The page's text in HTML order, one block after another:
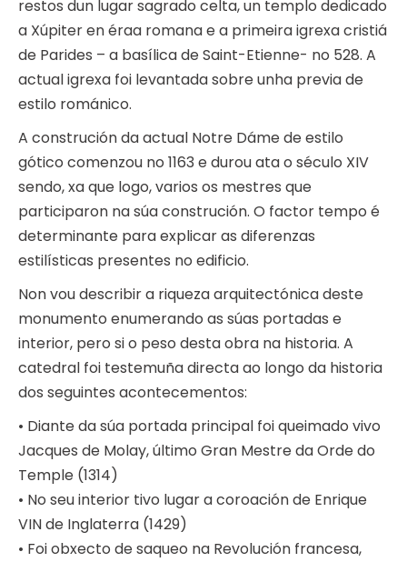
restos dun lugar sagrado celta, un templo dedicado
a Xúpiter en éraa romana e a primeira igrexa cristiá
de Parides – a basílica de Saint-Etienne- no 528. A
actual igrexa foi levantada sobre unha previa de
estilo románico.
A construción da actual Notre Dáme de estilo
gótico comenzou no 1163 e durou ata o século XIV
sendo, xa que logo, varios os mestres que
participaron na súa construción. O factor tempo é
determinante para explicar as diferenzas
estilísticas presentes no edificio.
Non vou describir a riqueza arquitectónica deste
monumento enumerando as súas portadas e
interior, pero si o peso desta obra na historia. A
catedral foi testemuña directa ao longo da historia
dos seguintes acontecementos:
• Diante da súa portada principal foi queimado vivo
Jacques de Molay, último Gran Mestre da Orde do
Temple (1314)
• No seu interior tivo lugar a coroación de Enrique
VIN de Inglaterra (1429)
• Foi obxecto de saqueo na Revolución francesa,